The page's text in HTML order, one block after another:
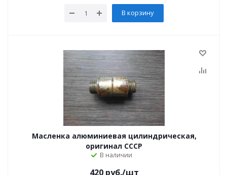
В корзину
Масленка алюминиевая цилиндрическая,
оригинал СССР
В наличии
420руб./шт